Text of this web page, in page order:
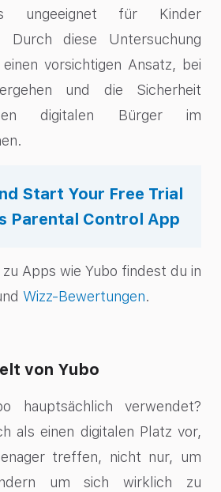
ungeeignet für Kinder
Durch diese Untersuchung
vorsichtigen Ansatz, bei
und die Sicherheit
digitalen Bürger im
Start Your Free Trial
Parental Control App
Apps wie Yubo findest du in
Wizz-Bewertungen.
von Yubo
hauptsächlich verwendet?
als einen digitalen Platz vor,
treffen, nicht nur, um
um sich wirklich zu